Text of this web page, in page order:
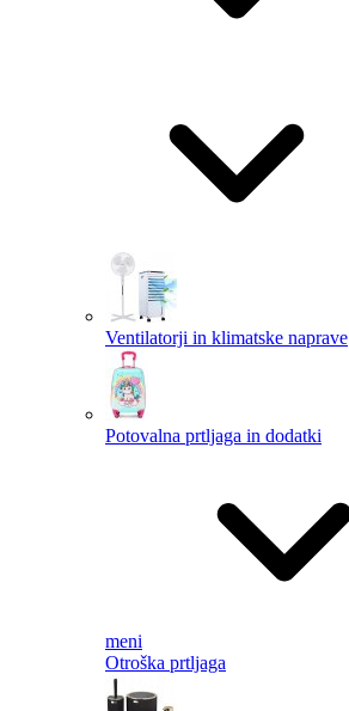
Ventilatorji in klimatske naprave
Potovalna prtljaga in dodatki
meni
Otroška prtljaga